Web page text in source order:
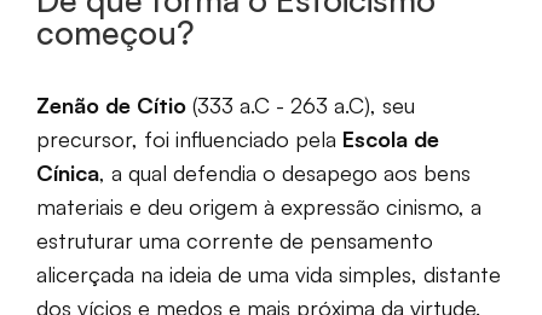
começou?
Zenão de Cítio (333 a.C - 263 a.C), seu
precursor, foi influenciado pela Escola de
Cínica, a qual defendia o desapego aos bens
materiais e deu origem à expressão cinismo, a
estruturar uma corrente de pensamento
alicerçada na ideia de uma vida simples, distante
dos vícios e medos e mais próxima da virtude.